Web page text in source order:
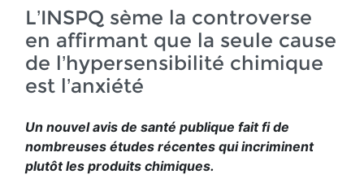
L’INSPQ sème la controverse
en affirmant que la seule cause
de l’hypersensibilité chimique
est l’anxiété
Un nouvel avis de santé publique fait fi de
nombreuses études récentes qui incriminent
plutôt les produits chimiques.